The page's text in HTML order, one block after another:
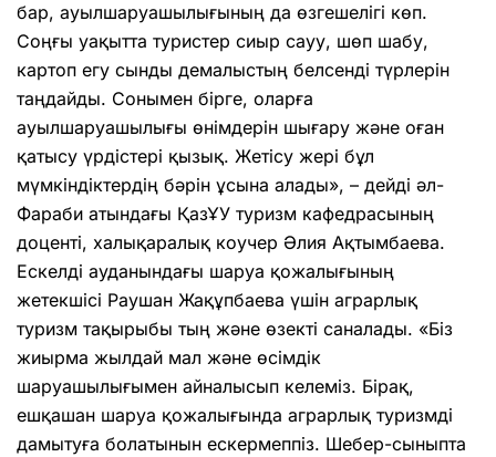
бар, ауылшаруашылығының да өзгешелігі көп.
Соңғы уақытта туристер сиыр сауу, шөп шабу,
картоп егу сынды демалыстың белсенді түрлерін
таңдайды. Сонымен бірге, оларға
ауылшаруашылығы өнімдерін шығару және оған
қатысу үрдістері қызық. Жетісу жері бұл
мүмкіндіктердің бәрін ұсына алады», – дейді әл-
Фараби атындағы ҚазҰУ туризм кафедрасының
доценті, халықаралық коучер Әлия Ақтымбаева.
Ескелді ауданындағы шаруа қожалығының
жетекшісі Раушан Жақұпбаева үшін аграрлық
туризм тақырыбы тың және өзекті саналады. «Біз
жиырма жылдай мал және өсімдік
шаруашылығымен айналысып келеміз. Бірақ,
ешқашан шаруа қожалығында аграрлық туризмді
дамытуға болатынын ескермеппіз. Шебер-сыныпта